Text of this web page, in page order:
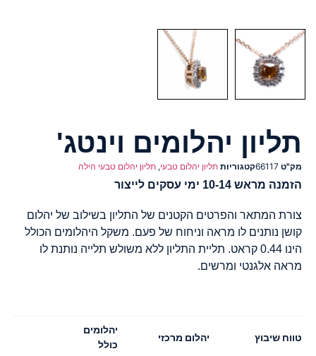
תליון יהלומים וינטג'
מק"ט 66117קטגוריות תליון יהלום טבעי, תליון יהלום טבעי הילה
הזמנה מראש 10-14 ימי עסקים לייצור
צורת המתאר והפרטים הקטנים של התליון בשילוב של יהלום
קושן נותנים לו מראה וניחוח של פעם. משקל היהלומים הכולל
הינו 0.44 קראט. תליית התליון ללא משולש תלייה נותנת לו
מראה אלגנטי ומרשים.
טווח שיבוץ יהלום מרכזי
יהלומים
כולל